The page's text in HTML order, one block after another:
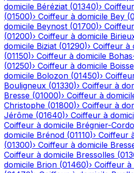
domicile Béréziat (01340)›
(01500)› Coiffeur à domicile Bey (
domicile Beynost (01700)›
(01200)› Coiffeur à domicile
domicile Biziat (01290)› Coiffeur à
(01150)› Coiffeur à domicile
(01250)› Coiffeur à domicile
domicile Bolozon (01450)›
Bouligneux (01330)› Coiffeur à
Bresse (01000)› Coiffeur à
Christophe (01800)› Coiffeur à
Jérôme (01640)› Coiffeur à
Coiffeur à domicile Brégnier-
domicile Brénod (01110)› Coiffeur
(01300)› Coiffeur à domicile
Coiffeur à domicile Bressolles (
domicile Brion (01460)› Coiffeur à